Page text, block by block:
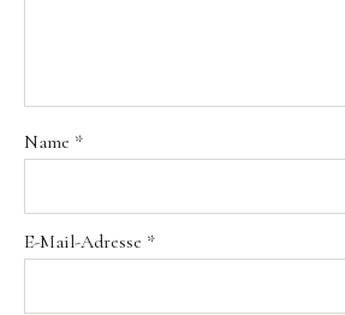
Name *
E-Mail-Adresse *